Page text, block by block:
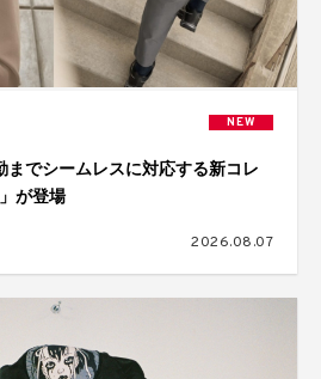
NEW
までシームレスに対応する新コレ
が登場
2026.08.07